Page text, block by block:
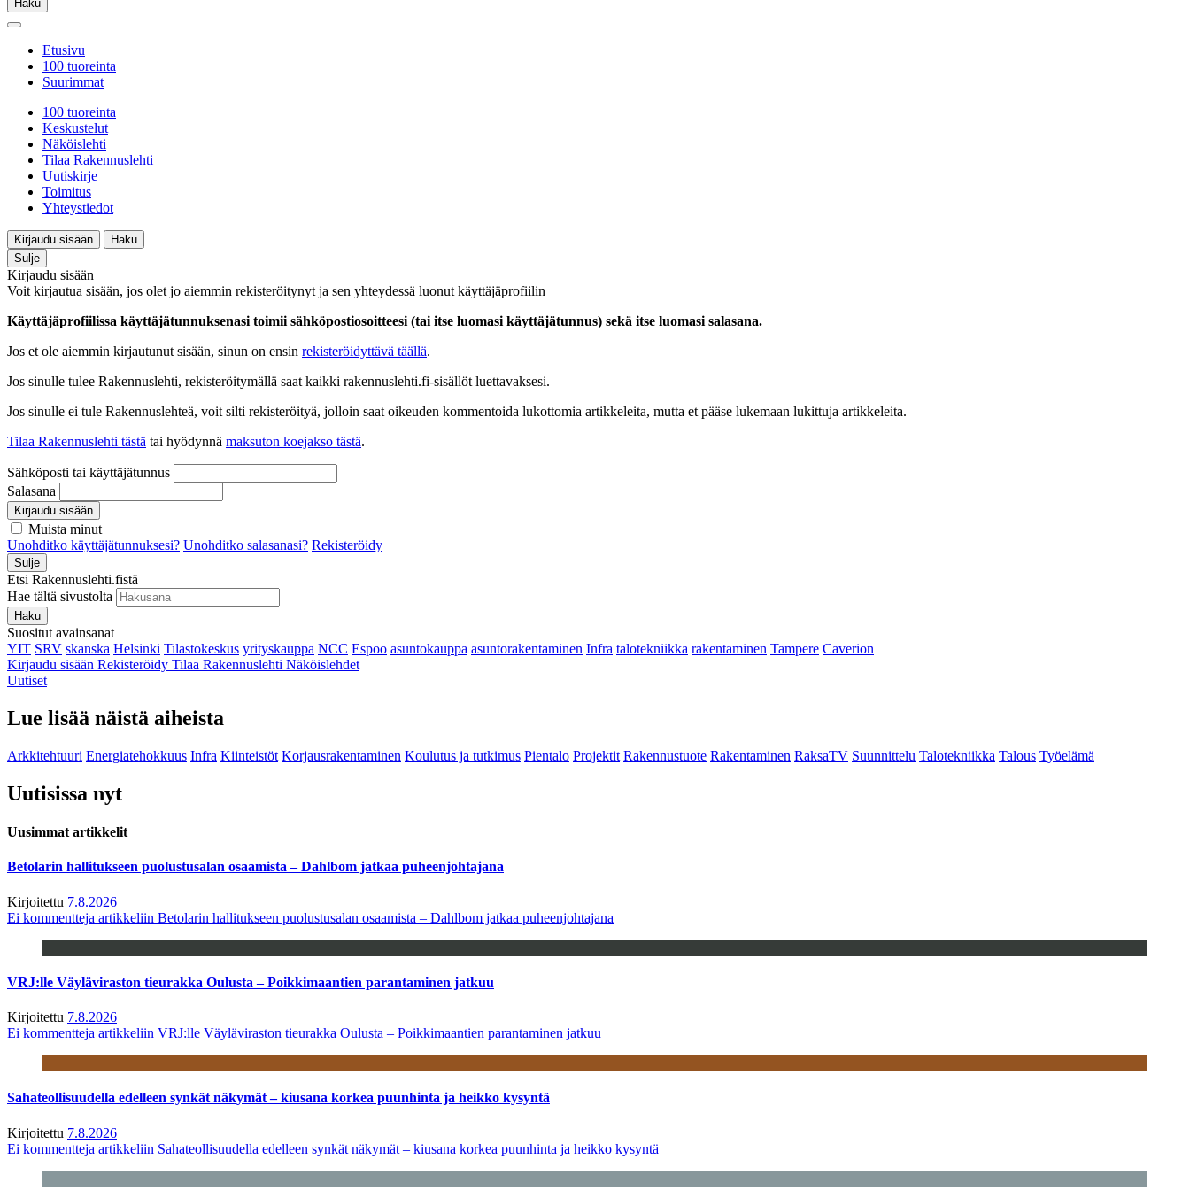
Haku
Etusivu
100 tuoreinta
Suurimmat
100 tuoreinta
Keskustelut
Näköislehti
Tilaa Rakennuslehti
Uutiskirje
Toimitus
Yhteystiedot
Kirjaudu sisään
Haku
Sulje
Kirjaudu sisään
Voit kirjautua sisään, jos olet jo aiemmin rekisteröitynyt ja sen yhteydessä luonut käyttäjäprofiilin
Käyttäjäprofiilissa käyttäjätunnuksenasi toimii sähköpostiosoitteesi (tai itse luomasi käyttäjätunnus) sekä itse luomasi salasana.
Jos et ole aiemmin kirjautunut sisään, sinun on ensin rekisteröidyttävä täällä.
Jos sinulle tulee Rakennuslehti, rekisteröitymällä saat kaikki rakennuslehti.fi-sisällöt luettavaksesi.
Jos sinulle ei tule Rakennuslehteä, voit silti rekisteröityä, jolloin saat oikeuden kommentoida lukottomia artikkeleita, mutta et pääse lukemaan lukittuja artikkeleita.
Tilaa Rakennuslehti tästä tai hyödynnä maksuton koejakso tästä.
Sähköposti tai käyttäjätunnus
Salasana
Kirjaudu sisään
Muista minut
Unohditko käyttäjätunnuksesi? Unohditko salasanasi? Rekisteröidy
Sulje
Etsi Rakennuslehti.fistä
Hae tältä sivustolta
Haku
Suositut avainsanat
YIT SRV skanska Helsinki Tilastokeskus yrityskauppa NCC Espoo asuntokauppa asuntorakentaminen Infra talotekniikka rakentaminen Tampere Caverion
Kirjaudu sisään Rekisteröidy Tilaa Rakennuslehti Näköislehdet
Uutiset
Lue lisää näistä aiheista
Arkkitehtuuri Energiatehokkuus Infra Kiinteistöt Korjausrakentaminen Koulutus ja tutkimus Pientalo Projektit Rakennustuote Rakentaminen RaksaTV Suunnittelu Talotekniikka Talous Työelämä
Uutisissa nyt
Uusimmat artikkelit
Betolarin hallitukseen puolustusalan osaamista – Dahlbom jatkaa puheenjohtajana
Kirjoitettu 7.8.2026
Ei kommentteja artikkeliin Betolarin hallitukseen puolustusalan osaamista – Dahlbom jatkaa puheenjohtajana
VRJ:lle Väyläviraston tieurakka Oulusta – Poikkimaantien parantaminen jatkuu
Kirjoitettu 7.8.2026
Ei kommentteja artikkeliin VRJ:lle Väyläviraston tieurakka Oulusta – Poikkimaantien parantaminen jatkuu
Sahateollisuudella edelleen synkät näkymät – kiusana korkea puunhinta ja heikko kysyntä
Kirjoitettu 7.8.2026
Ei kommentteja artikkeliin Sahateollisuudella edelleen synkät näkymät – kiusana korkea puunhinta ja heikko kysyntä